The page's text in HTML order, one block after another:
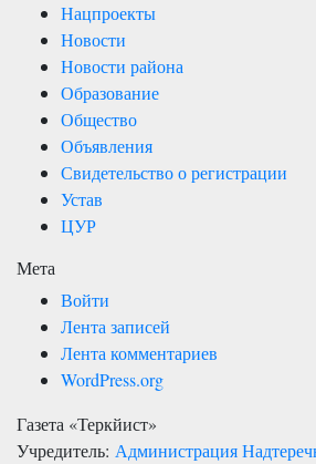
Нацпроекты
Новости
Новости района
Образование
Общество
Объявления
Свидетельство о регистрации
Устав
ЦУР
Мета
Войти
Лента записей
Лента комментариев
WordPress.org
Газета «Теркйист»
Учредитель: Администрация